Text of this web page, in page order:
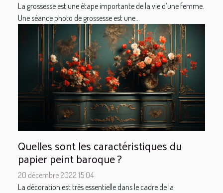
La grossesse est une étape importante de la vie d’une femme.
Une séance photo de grossesse est une...
Quelles sont les caractéristiques du
papier peint baroque ?
20 décembre 2022 15:04
La décoration est très essentielle dans le cadre de la